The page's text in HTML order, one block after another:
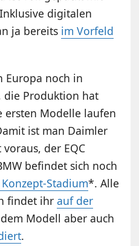
digitalen
ja bereits im Vorfeld
Europa noch in
die Produktion hat
Modelle laufen
ist man Daimler
der EQC
befindet sich noch
Stadium*. Alle
findet ihrauf der
Modell aber auch
.